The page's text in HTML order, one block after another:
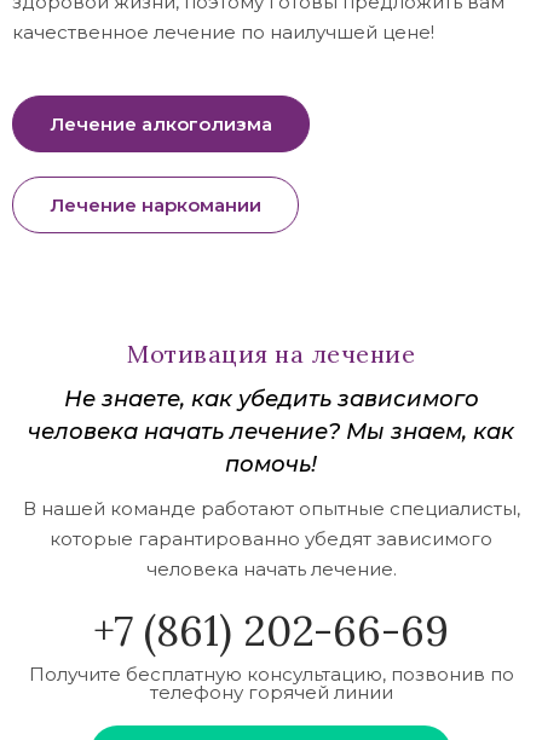
качественное лечение по наилучшей цене!
Лечение алкоголизма
Лечение наркомании
Мотивация на лечение
Не знаете, как убедить зависимого
человека начать лечение? Мы знаем, как
помочь!
В нашей команде работают опытные специалисты,
которые гарантированно убедят зависимого
человека начать лечение.
+7 (861) 202-66-69
Получите бесплатную консультацию, позвонив по
телефону горячей линии